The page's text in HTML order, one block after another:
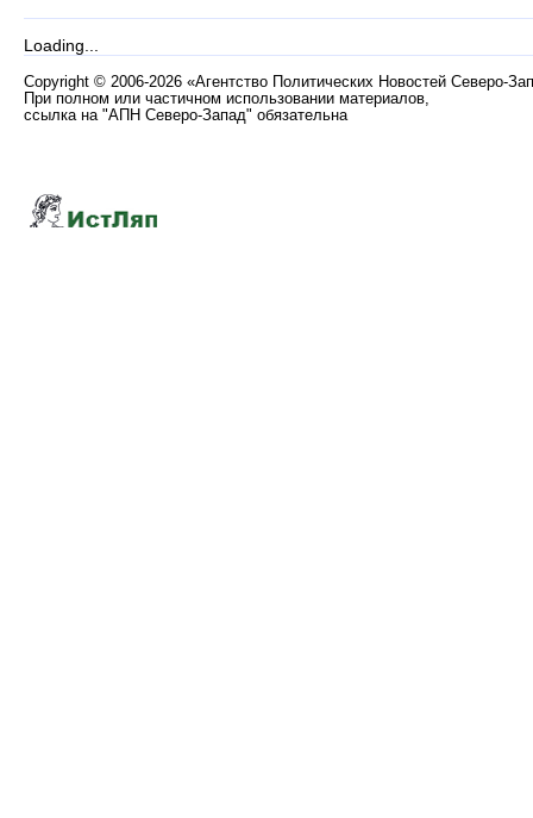
Loading...
Copyright © 2006-2026 «Агентство Политических Новостей Северо-
При полном или частичном использовании материалов,
ссылка на "АПН Северо-Запад" обязательна